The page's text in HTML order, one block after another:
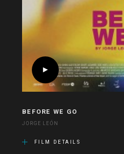
BEFORE WE GO
JORGE LEÓN
FILM DETAILS